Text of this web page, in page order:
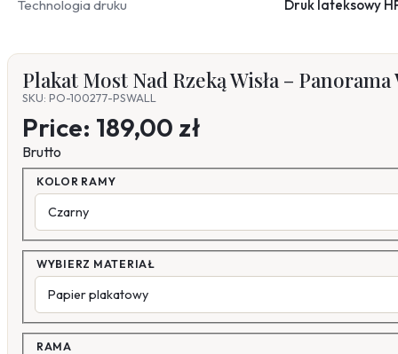
Technologia druku Druk lateksowy
Plakat Most Nad Rzeką Wisła –
SKU: PO-100277-PSWALL
Price: 189,00 zł
Brutto
KOLOR RAMY
WYBIERZ MATERIAŁ
RAMA